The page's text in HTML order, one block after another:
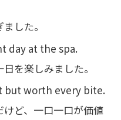
した。
day at the spa.
を楽しみました。
but worth every bite.
ど、一口一口が価値